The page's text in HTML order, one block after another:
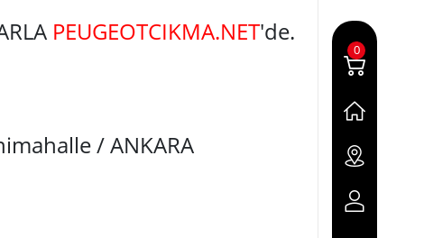
PEUGEOTCIKMA.NET'de.
/ ANKARA
0